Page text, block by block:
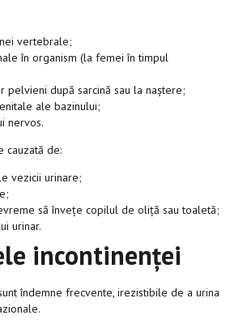
vertebrale;
în organism (la femei în timpul
pelvieni după sarcină sau la naștere;
ale bazinului;
nervos.
cauzată de:
vezicii urinare;
să învețe copilul de oliță sau toaletă;
urinar.
incontinenței
îndemne frecvente, irezistibile de a urina